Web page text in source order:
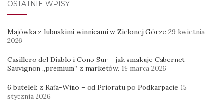
OSTATNIE WPISY
Majówka z lubuskimi winnicami w Zielonej Górze 29 kwietnia
2026
Casillero del Diablo i Cono Sur – jak smakuje Cabernet
Sauvignon „premium” z marketów. 19 marca 2026
6 butelek z Rafa-Wino – od Prioratu po Podkarpacie 15
stycznia 2026